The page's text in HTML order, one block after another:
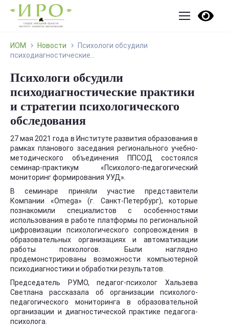
ИОМ Новости
Психологи обсудили
психодиагностические...
Психологи обсудили
психодиагностические практики
и стратегии психологического
обследования
27 мая 2021 года в Институте развития образования в
рамках планового заседания регионального учебно-
методического объединения ППСОД состоялся
семинар-практикум «Психолого-педагогический
мониторинг формирования УУД».
В семинаре приняли участие представители
Компании «Omega» (г. Санкт-Петербург), которые
познакомили специалистов с особенностями
использования в работе платформы по региональной
цифровизации психологического сопровождения в
образовательных организациях и автоматизации
работы психологов. Были наглядно
продемонстрированы возможности компьютерной
психодиагностики и обработки результатов.
Председатель РУМО, педагог-психолог Хальзева
Светлана рассказала об организации психолого-
педагогического мониторинга в образовательной
организации и диагностической практике педагога-
психолога.